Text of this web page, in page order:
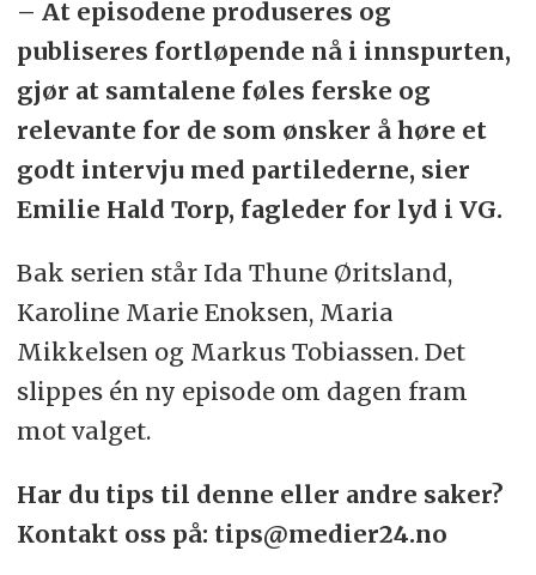
– At episodene produseres og
publiseres fortløpende nå i innspurten,
gjør at samtalene føles ferske og
relevante for de som ønsker å høre et
godt intervju med partilederne, sier
Emilie Hald Torp, fagleder for lyd i VG.
Bak serien står Ida Thune Øritsland,
Karoline Marie Enoksen, Maria
Mikkelsen og Markus Tobiassen. Det
slippes én ny episode om dagen fram
mot valget.
Har du tips til denne eller andre saker?
Kontakt oss på: tips@medier24.no